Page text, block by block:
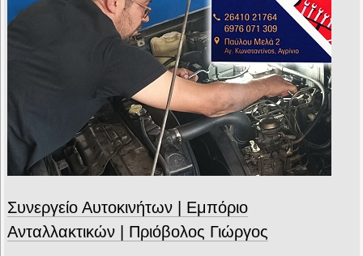
Συνεργείο Αυτοκινήτων | Εμπόριο
Ανταλλακτικών | Πριόβολος Γιώργος